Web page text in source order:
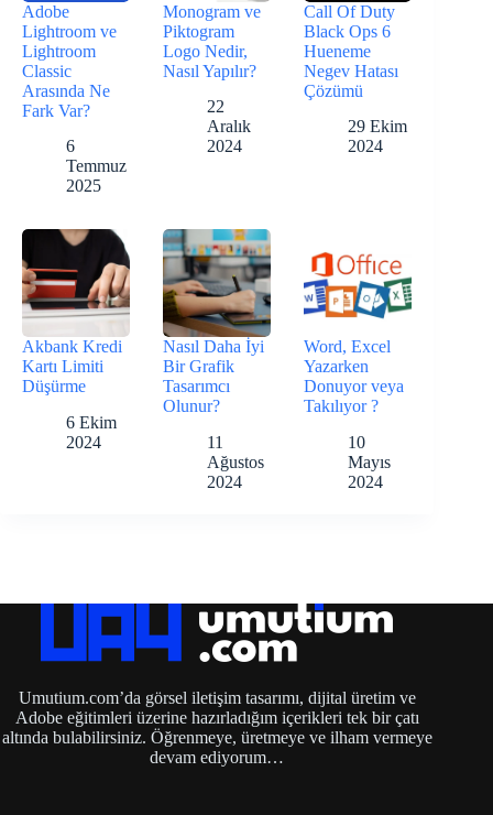
Adobe
Lightroom ve
Lightroom
Classic
Arasında Ne
Fark Var?
6
Temmuz
2025
Monogram ve
Piktogram
Logo Nedir,
Nasıl Yapılır?
22
Aralık
2024
Call Of Duty
Black Ops 6
Hueneme
Negev Hatası
Çözümü
29 Ekim
2024
Akbank Kredi
Kartı Limiti
Düşürme
6 Ekim
2024
Nasıl Daha İyi
Bir Grafik
Tasarımcı
Olunur?
11
Ağustos
2024
Word, Excel
Yazarken
Donuyor veya
Takılıyor ?
10
Mayıs
2024
Umutium.com’da görsel iletişim tasarımı, dijital üretim ve
Adobe eğitimleri üzerine hazırladığım içerikleri tek bir çatı
altında bulabilirsiniz. Öğrenmeye, üretmeye ve ilham vermeye
devam ediyorum…